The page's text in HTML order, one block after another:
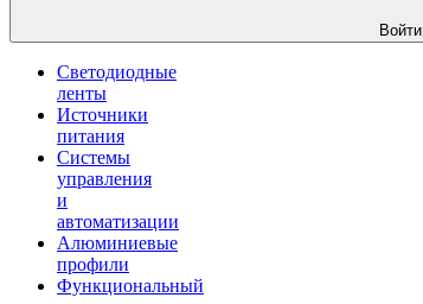
Войти
Светодиодные
ленты
Источники
питания
Системы
управления
и
автоматизации
Алюминиевые
профили
Функциональный